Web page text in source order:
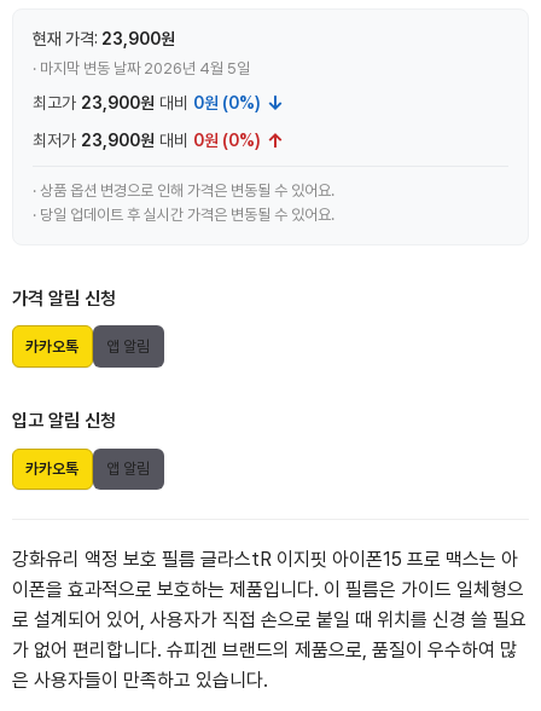
현재 가격: 23,900원
· 마지막 변동 날짜 2026년 4월 5일
최고가 23,900원 대비 0원 (0%) ↓
최저가 23,900원 대비 0원 (0%) ↑
· 상품 옵션 변경으로 인해 가격은 변동될 수 있어요.
· 당일 업데이트 후 실시간 가격은 변동될 수 있어요.
가격 알림 신청
카카오톡 앱 알림
입고 알림 신청
카카오톡 앱 알림
강화유리 액정 보호 필름 글라스tR 이지핏 아이폰15 프로 맥스는 아
이폰을 효과적으로 보호하는 제품입니다. 이 필름은 가이드 일체형으
로 설계되어 있어, 사용자가 직접 손으로 붙일 때 위치를 신경 쓸 필요
가 없어 편리합니다. 슈피겐 브랜드의 제품으로, 품질이 우수하여 많
은 사용자들이 만족하고 있습니다.